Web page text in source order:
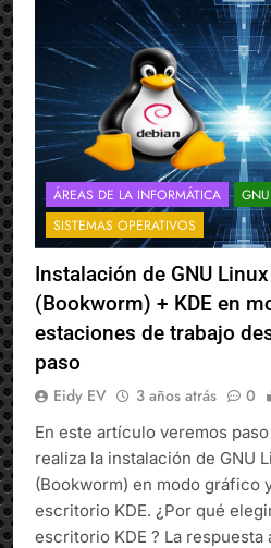
ÁREAS DE LA INFORMÁTICA
SISTEMAS OPERATIVOS
Instalación de GNU
(Bookworm) + KDE en
estaciones de trabajo
paso
Eidy EV 3 años atrás 0
En este artículo veremos
realiza la instalación de GNU
(Bookworm) en modo gráfico
escritorio KDE. ¿Por qué
escritorio KDE ? La respuesta